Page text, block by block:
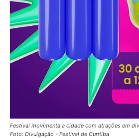
Festival movimenta a cidade com atrações em
Foto: Divulgação - Festival de Curitiba